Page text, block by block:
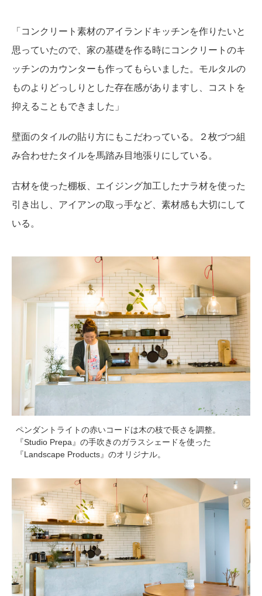
「コンクリート素材のアイランドキッチンを作りたいと
思っていたので、家の基礎を作る時にコンクリートのキ
ッチンのカウンターも作ってもらいました。モルタルの
ものよりどっしりとした存在感がありますし、コストを
抑えることもできました」
壁面のタイルの貼り方にもこだわっている。２枚づつ組
み合わせたタイルを馬踏み目地張りにしている。
古材を使った棚板、エイジング加工したナラ材を使った
引き出し、アイアンの取っ手など、素材感も大切にして
いる。
ペンダントライトの赤いコードは木の枝で長さを調整。
『Studio Prepa』の手吹きのガラスシェードを使った
『Landscape Products』のオリジナル。